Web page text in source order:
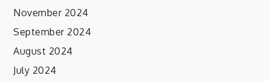
November 2024
September 2024
August 2024
July 2024